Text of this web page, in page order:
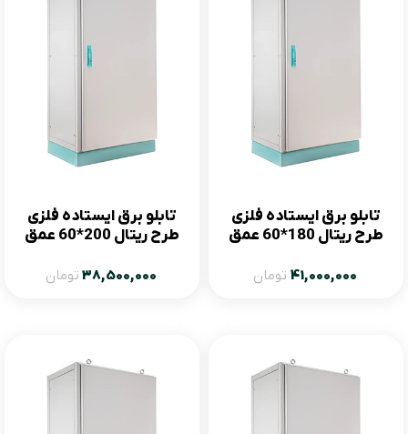
تابلو برق ایستاده فلزی
طرح ریتال 180*60 عمق
41,000,000 تومان
تابلو برق ایستاده فلزی
طرح ریتال 200*60 عمق
38,500,000 تومان